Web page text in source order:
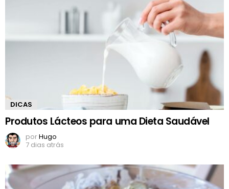
DICAS
Produtos Lácteos para uma Dieta Saudável
porHugo
7 dias atrás